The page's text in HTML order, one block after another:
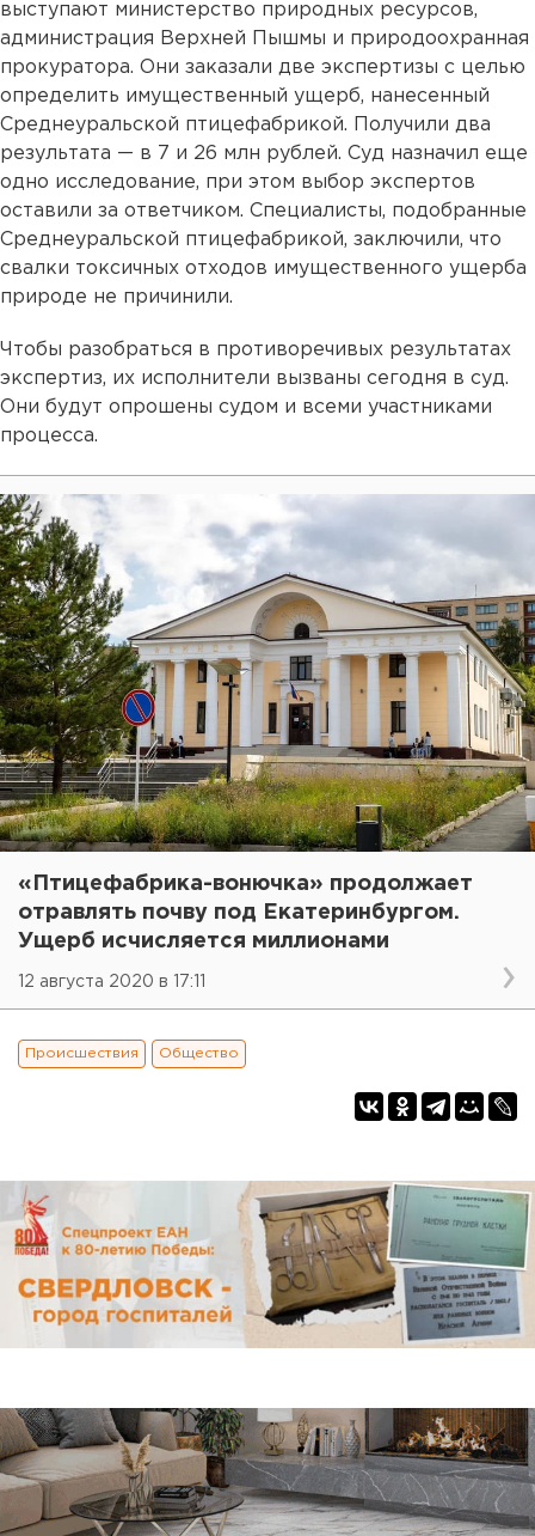
выступают министерство природных ресурсов,
администрация Верхней Пышмы и природоохранная
прокуратора. Они заказали две экспертизы с целью
определить имущественный ущерб, нанесенный
Среднеуральской птицефабрикой. Получили два
результата — в 7 и 26 млн рублей. Суд назначил еще
одно исследование, при этом выбор экспертов
оставили за ответчиком. Специалисты, подобранные
Среднеуральской птицефабрикой, заключили, что
свалки токсичных отходов имущественного ущерба
природе не причинили.
Чтобы разобраться в противоречивых результатах
экспертиз, их исполнители вызваны сегодня в суд.
Они будут опрошены судом и всеми участниками
процесса.
«Птицефабрика-вонючка» продолжает
отравлять почву под Екатеринбургом.
Ущерб исчисляется миллионами
12 августа 2020 в 17:11
Происшествия Общество